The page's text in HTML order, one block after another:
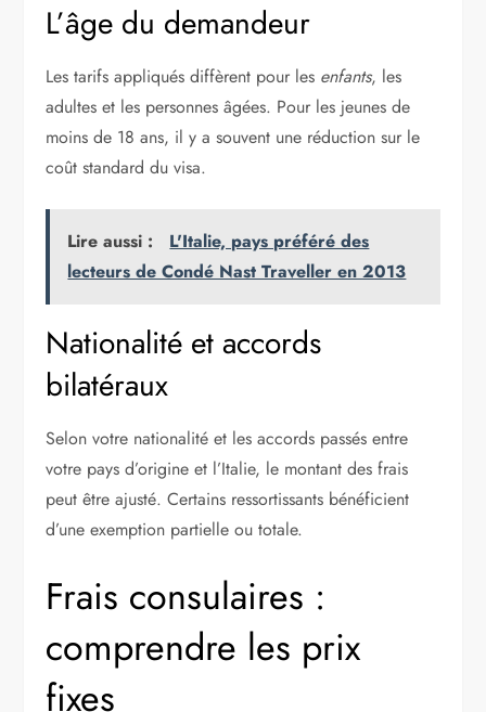
L’âge du demandeur
Les tarifs appliqués diffèrent pour les enfants, les
adultes et les personnes âgées. Pour les jeunes de
moins de 18 ans, il y a souvent une réduction sur le
coût standard du visa.
Lire aussi :
L'Italie, pays préféré des
lecteurs de Condé Nast Traveller en 2013
Nationalité et accords
bilatéraux
Selon votre nationalité et les accords passés entre
votre pays d’origine et l’Italie, le montant des frais
peut être ajusté. Certains ressortissants bénéficient
d’une exemption partielle ou totale.
Frais consulaires :
comprendre les prix
fixes